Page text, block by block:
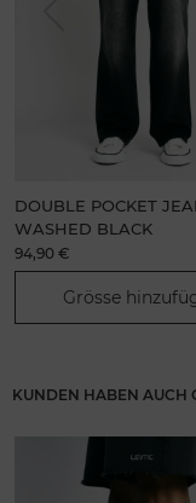
DOUBLE POCKET
WASHED BLACK
94,90 €
Grösse
KUNDEN HABEN AUCH